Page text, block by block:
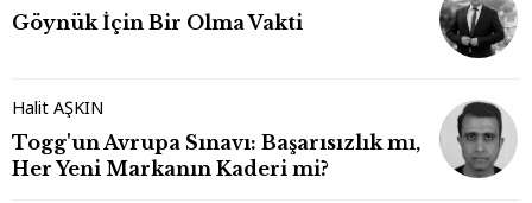
Göynük İçin Bir Olma Vakti
Halit AŞKIN
Togg'un Avrupa Sınavı: Başarısızlık mı,
Her Yeni Markanın Kaderi mi?